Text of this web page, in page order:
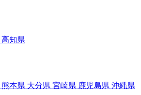
高知県
熊本県 大分県 宮崎県 鹿児島県 沖縄県